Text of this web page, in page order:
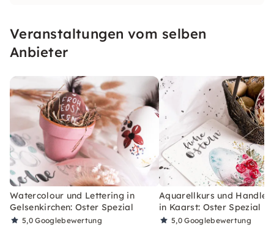
Veranstaltungen vom selben
Anbieter
Watercolour und Lettering in
Gelsenkirchen: Oster Spezial
5,0Googlebewertung
Aquarellkurs und
in Kaarst: Oster Spezial
5,0Googlebewertung